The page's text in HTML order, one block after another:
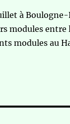
à
modules entre
modules au